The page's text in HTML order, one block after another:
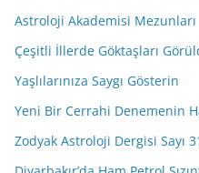
Astroloji Akademisi Mezunları
Çeşitli İllerde Göktaşları
Yaşlılarınıza Saygı Gösterin
Yeni Bir Cerrahi Denemenin
Zodyak Astroloji Dergisi Sayı